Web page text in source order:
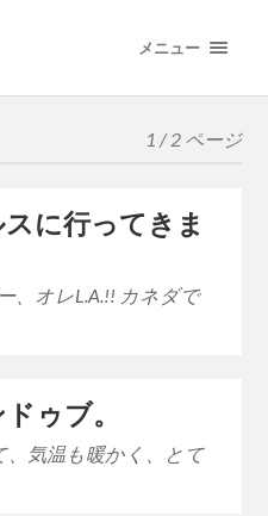
メニュー
1 / 2 ページ
に行ってきま
、オレL.A.!! カネダで
ゥブ。
、気温も暖かく、とて